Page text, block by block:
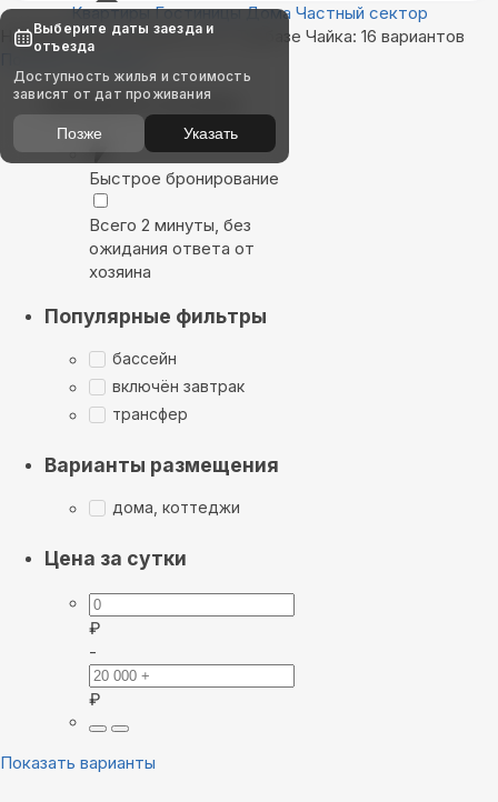
Квартиры Гостиницы Дома Частный сектор
Найдём, где остановиться в Турбазе Чайка: 16 вариантов
Показать на карте
Выбирайте лучшее
Быстрое бронирование
Всего 2 минуты, без
ожидания ответа от
хозяина
Популярные фильтры
бассейн
включён завтрак
трансфер
Варианты размещения
дома, коттеджи
Цена за сутки
₽
-
₽
Показать варианты
Выберите даты заезда и
отъезда
Доступность жилья и стоимость
зависят от дат проживания
Позже Указать